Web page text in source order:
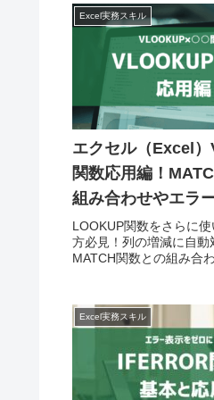
Excel実務スキル
エクセル（Excel
関数応用編！
組み合わせやエラ
LOOKUP関数をさらに
方必見！列の増減に自動
MATCH関数との組み合わ
IFERROR関数でのエラ
複数条件での検索方法
役立つ応用テクニックを
ステップで詳しく解説し
Excel実務スキル